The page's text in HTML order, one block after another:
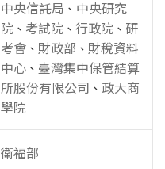
中央信託局 、 中央研究
院 、 考試院 、 行政院 、 研
考會 、 財政部 、 財稅資料
中心 、 臺灣集中保管結算
所股份有限公司 、 政大商
學院
衛福部